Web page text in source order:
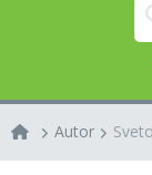
Autor